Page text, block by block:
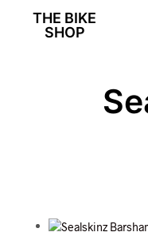
THE BIKE
SHOP